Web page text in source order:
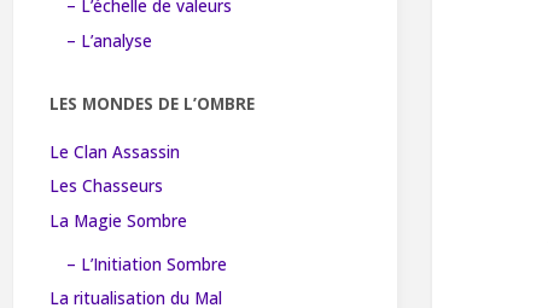
– L’échelle de valeurs
– L’analyse
LES MONDES DE L’OMBRE
Le Clan Assassin
Les Chasseurs
La Magie Sombre
– L’Initiation Sombre
La ritualisation du Mal